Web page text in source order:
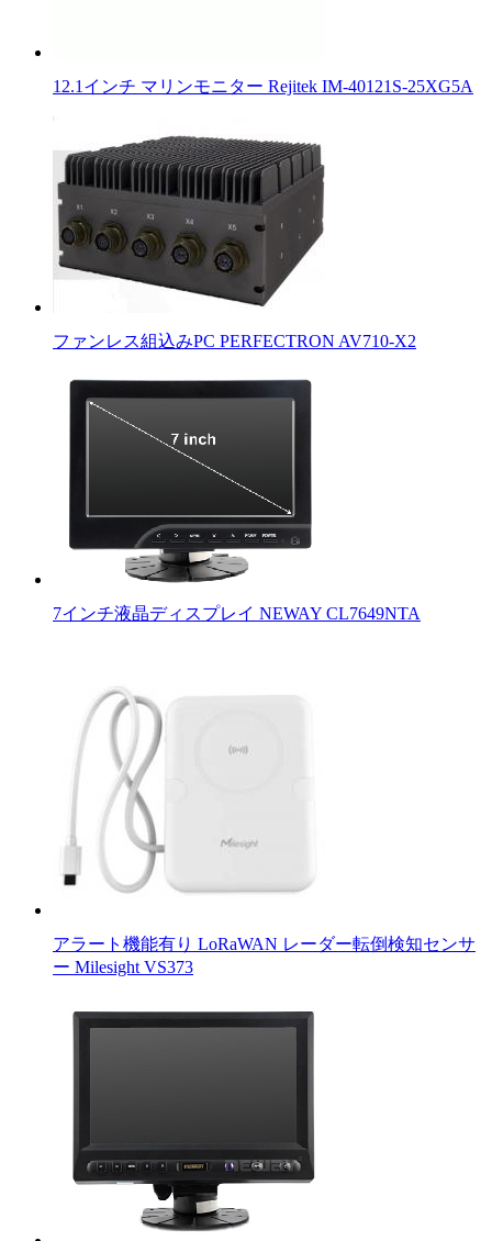
12.1インチ マリンモニター Rejitek IM-40121S-25XG5A
ファンレス組込みPC PERFECTRON AV710-X2
7インチ液晶ディスプレイ NEWAY CL7649NTA
アラート機能有り LoRaWAN レーダー転倒検知センサ
ー Milesight VS373